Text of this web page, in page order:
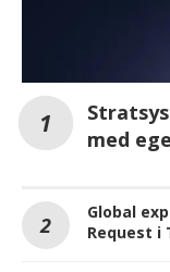
med
Global
Request i